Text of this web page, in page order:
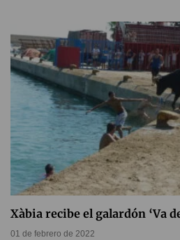
Xàbia recibe el galardón ‘Va
01 de febrero de 2022